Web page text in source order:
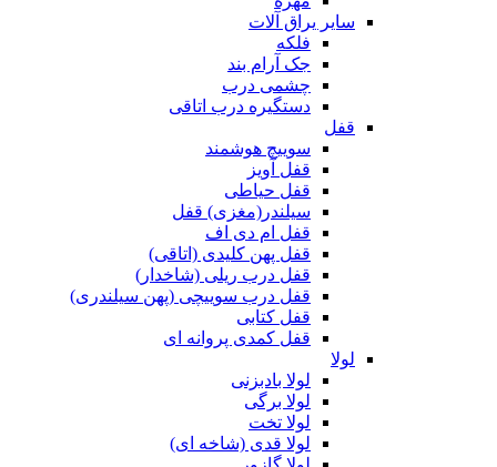
سایر یراق آلات
فلکه
جک آرام بند
چشمی درب
دستگیره درب اتاقی
قفل
سوییچ هوشمند
قفل آویز
قفل حیاطی
سیلندر(مغزی) قفل
قفل ام دی اف
قفل پهن کلیدی (اتاقی)
قفل درب ریلی (شاخدار)
قفل درب سوییچی (پهن سیلندری)
قفل کتابی
قفل کمدی پروانه ای
لولا
لولا بادبزنی
لولا برگی
لولا تخت
لولا قدی (شاخه ای)